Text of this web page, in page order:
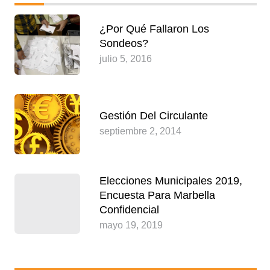
¿Por Qué Fallaron Los
Sondeos?
julio 5, 2016
Gestión Del Circulante
septiembre 2, 2014
Elecciones Municipales 2019,
Encuesta Para Marbella
Confidencial
mayo 19, 2019